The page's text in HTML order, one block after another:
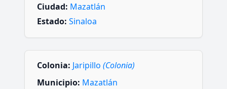
Ciudad: Mazatlán
Estado: Sinaloa
Colonia: Jaripillo (Colonia)
Municipio: Mazatlán